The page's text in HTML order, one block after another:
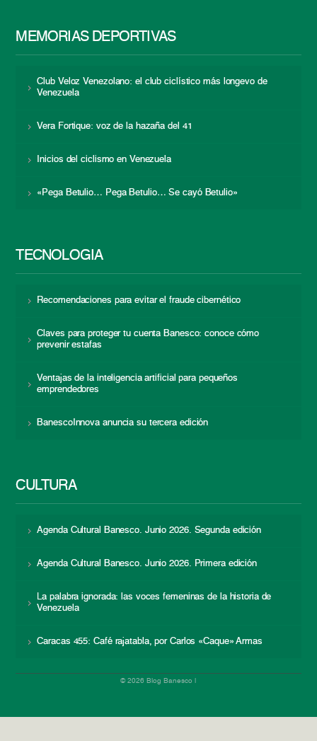
MEMORIAS DEPORTIVAS
Club Veloz Venezolano: el club ciclístico más longevo de
Venezuela
Vera Fortique: voz de la hazaña del 41
Inicios del ciclismo en Venezuela
«Pega Betulio… Pega Betulio… Se cayó Betulio»
TECNOLOGÍA
Recomendaciones para evitar el fraude cibernético
Claves para proteger tu cuenta Banesco: conoce cómo
prevenir estafas
Ventajas de la inteligencia artificial para pequeños
emprendedores
BanescoInnova anuncia su tercera edición
CULTURA
Agenda Cultural Banesco. Junio 2026. Segunda edición
Agenda Cultural Banesco. Junio 2026. Primera edición
La palabra ignorada: las voces femeninas de la historia de
Venezuela
Caracas 455: Café rajatabla, por Carlos «Caque» Armas
© 2026 Blog Banesco |